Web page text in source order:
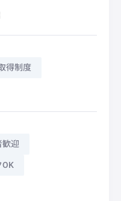
得制度
歓迎
OK